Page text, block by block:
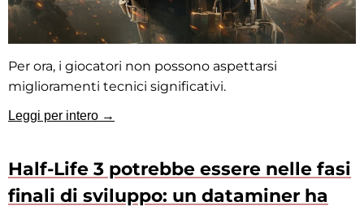
Per ora, i giocatori non possono aspettarsi
miglioramenti tecnici significativi.
Leggi per intero →
Half-Life 3 potrebbe essere nelle fasi
finali di sviluppo: un dataminer ha